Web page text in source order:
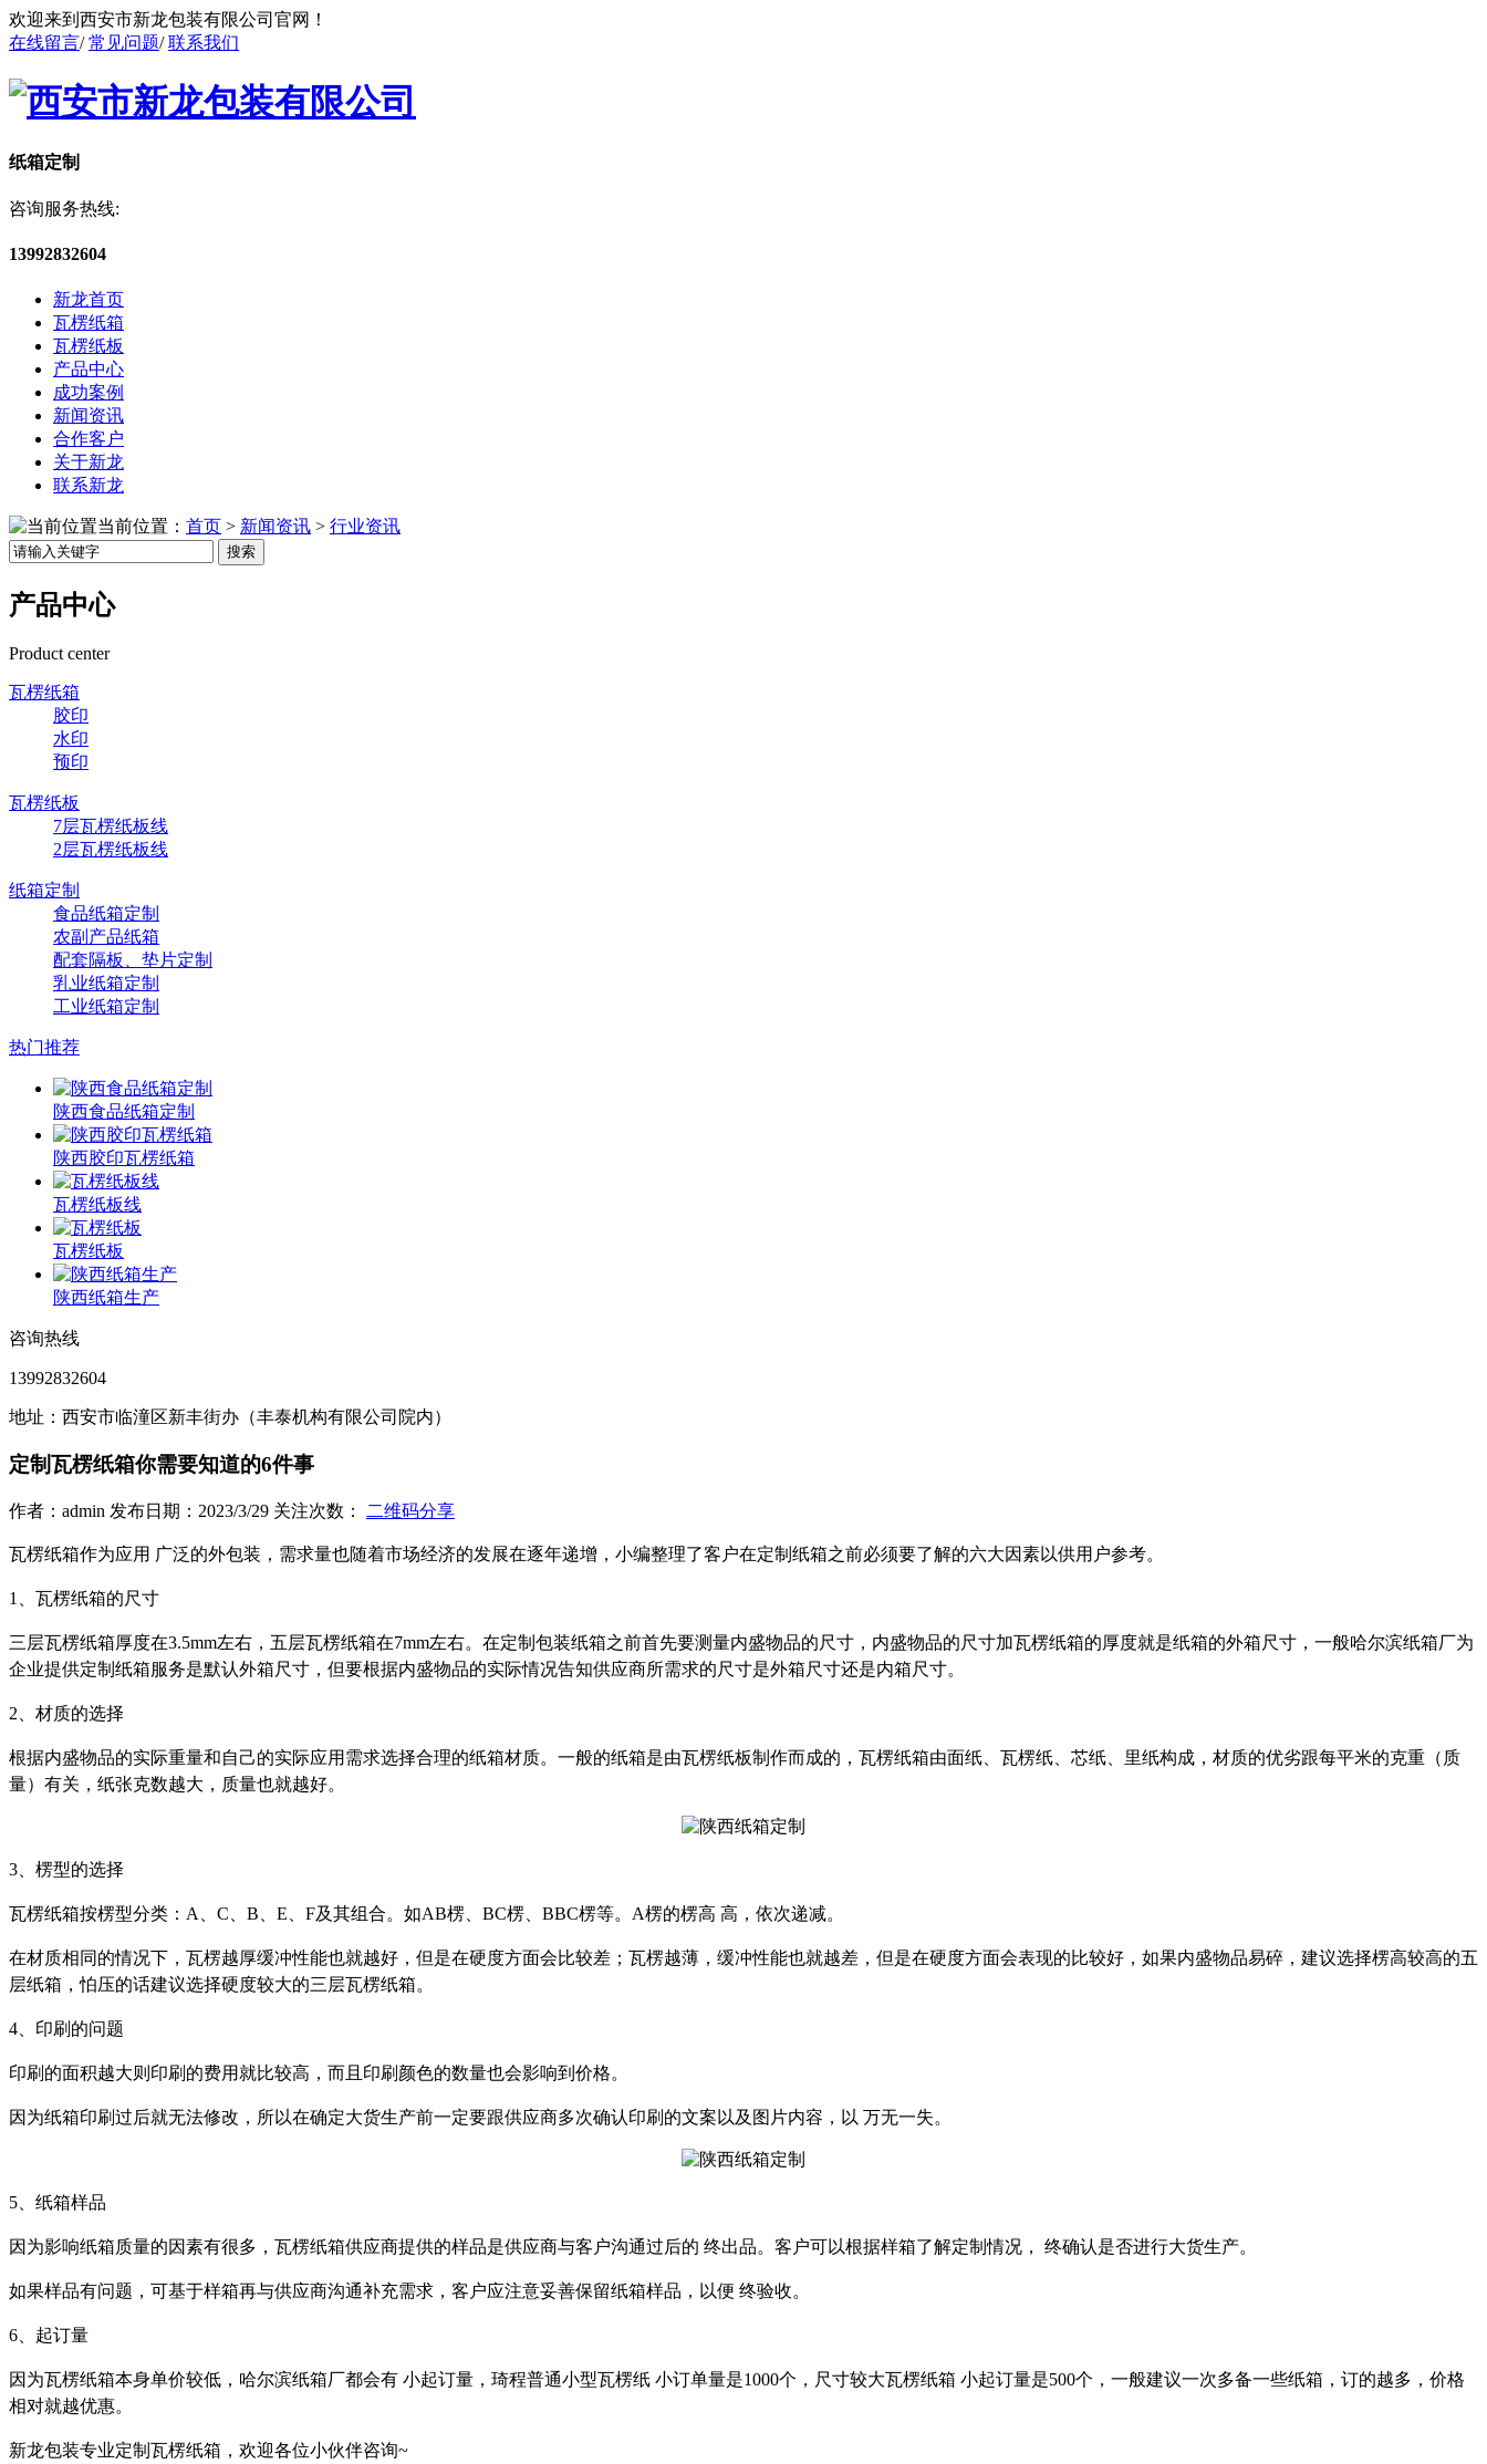
欢迎来到西安市新龙包装有限公司官网！
在线留言/常见问题/联系我们
纸箱定制
咨询服务热线:
13992832604
新龙首页
瓦楞纸箱
瓦楞纸板
产品中心
成功案例
新闻资讯
合作客户
关于新龙
联系新龙
当前位置： 首页 > 新闻资讯 > 行业资讯
搜索
产品中心
Product center
瓦楞纸箱
胶印
水印
预印
瓦楞纸板
7层瓦楞纸板线
2层瓦楞纸板线
纸箱定制
食品纸箱定制
农副产品纸箱
配套隔板、垫片定制
乳业纸箱定制
工业纸箱定制
热门推荐
陕西食品纸箱定制
陕西胶印瓦楞纸箱
瓦楞纸板线
瓦楞纸板
陕西纸箱生产
咨询热线
13992832604
地址：西安市临潼区新丰街办（丰泰机构有限公司院内）
定制瓦楞纸箱你需要知道的6件事
作者：admin 发布日期：2023/3/29 关注次数： 二维码分享
瓦楞纸箱作为应用 广泛的外包装，需求量也随着市场经济的发展在逐年递增，小编整理了客户在定制纸箱之前必须要了解的六大因素以供用户参考。
1、瓦楞纸箱的尺寸
三层瓦楞纸箱厚度在3.5mm左右，五层瓦楞纸箱在7mm左右。在定制包装纸箱之前首先要测量内盛物品的尺寸，内盛物品的尺寸加瓦楞纸箱的厚度就是纸箱的外箱尺寸，一般哈尔滨纸箱厂为
企业提供定制纸箱服务是默认外箱尺寸，但要根据内盛物品的实际情况告知供应商所需求的尺寸是外箱尺寸还是内箱尺寸。
2、材质的选择
根据内盛物品的实际重量和自己的实际应用需求选择合理的纸箱材质。一般的纸箱是由瓦楞纸板制作而成的，瓦楞纸箱由面纸、瓦楞纸、芯纸、里纸构成，材质的优劣跟每平米的克重（质
量）有关，纸张克数越大，质量也就越好。
3、楞型的选择
瓦楞纸箱按楞型分类：A、C、B、E、F及其组合。如AB楞、BC楞、BBC楞等。A楞的楞高 高，依次递减。
在材质相同的情况下，瓦楞越厚缓冲性能也就越好，但是在硬度方面会比较差；瓦楞越薄，缓冲性能也就越差，但是在硬度方面会表现的比较好，如果内盛物品易碎，建议选择楞高较高的五
层纸箱，怕压的话建议选择硬度较大的三层瓦楞纸箱。
4、印刷的问题
印刷的面积越大则印刷的费用就比较高，而且印刷颜色的数量也会影响到价格。
因为纸箱印刷过后就无法修改，所以在确定大货生产前一定要跟供应商多次确认印刷的文案以及图片内容，以 万无一失。
5、纸箱样品
因为影响纸箱质量的因素有很多，瓦楞纸箱供应商提供的样品是供应商与客户沟通过后的 终出品。客户可以根据样箱了解定制情况， 终确认是否进行大货生产。
如果样品有问题，可基于样箱再与供应商沟通补充需求，客户应注意妥善保留纸箱样品，以便 终验收。
6、起订量
因为瓦楞纸箱本身单价较低，哈尔滨纸箱厂都会有 小起订量，琦程普通小型瓦楞纸 小订单量是1000个，尺寸较大瓦楞纸箱 小起订量是500个，一般建议一次多备一些纸箱，订的越多，价格
相对就越优惠。
新龙包装专业定制瓦楞纸箱，欢迎各位小伙伴咨询~